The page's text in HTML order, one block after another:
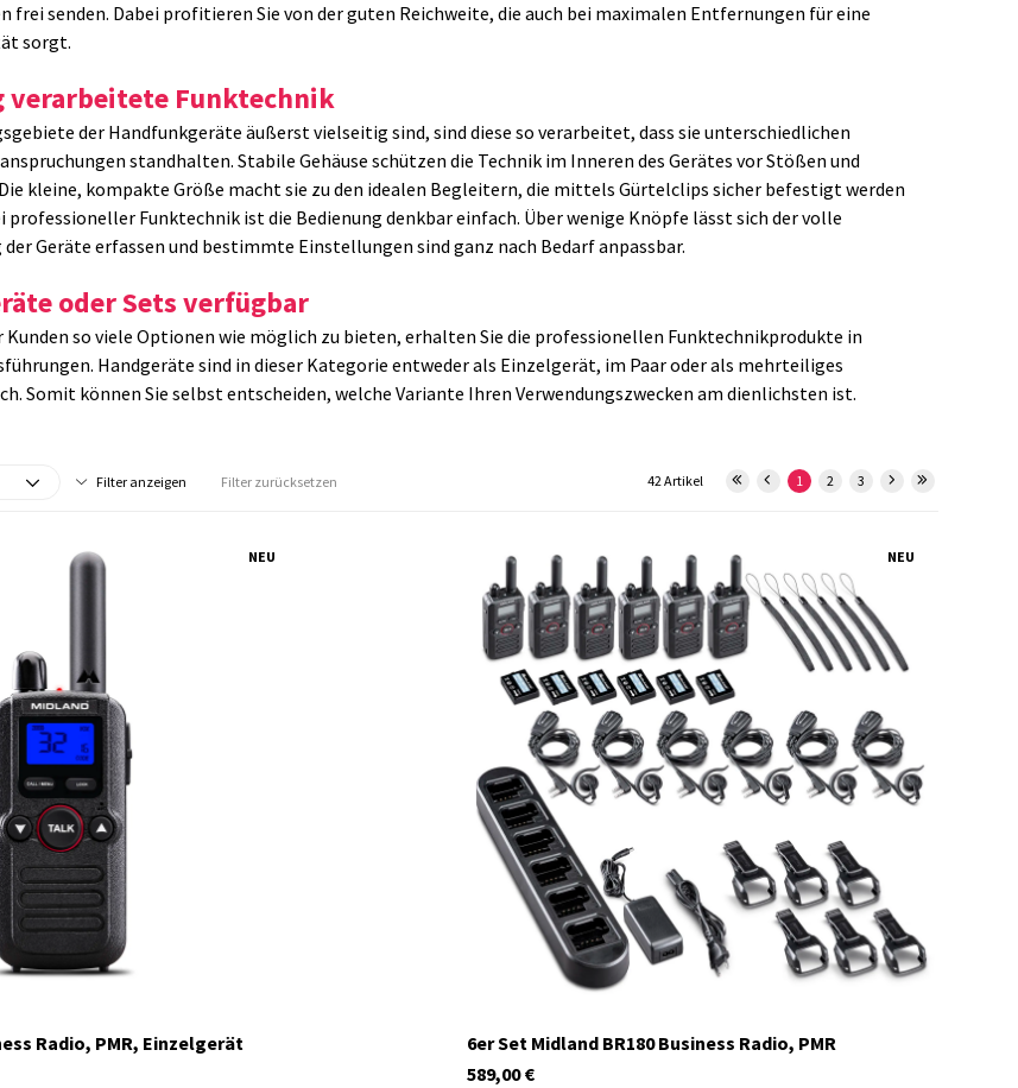
frei senden. Dabei profitieren Sie von der guten Reichweite, die auch bei maximalen Entfernungen für eine
sorgt.
verarbeitete Funktechnik
der Handfunkgeräte äußerst vielseitig sind, sind diese so verarbeitet, dass sie unterschiedlichen
standhalten. Stabile Gehäuse schützen die Technik im Inneren des Gerätes vor Stößen und
kleine, kompakte Größe macht sie zu den idealen Begleitern, die mittels Gürtelclips sicher befestigt werden
professioneller Funktechnik ist die Bedienung denkbar einfach. Über wenige Knöpfe lässt sich der volle
Geräte erfassen und bestimmte Einstellungen sind ganz nach Bedarf anpassbar.
oder Sets verfügbar
Kunden so viele Optionen wie möglich zu bieten, erhalten Sie die professionellen Funktechnikprodukte in
Handgeräte sind in dieser Kategorie entweder als Einzelgerät, im Paar oder als mehrteiliges
Somit können Sie selbst entscheiden, welche Variante Ihren Verwendungszwecken am dienlichsten ist.
Filter anzeigen Filter zurücksetzen 1 2 3
42 Artikel
NEU
Radio, PMR, Einzelgerät
NEU
6er Set Midland BR180 Business Radio, PMR
€
589,00